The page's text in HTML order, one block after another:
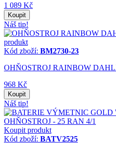
1 089 Kč
Koupit
Náš tip!
produkt
Kód zboží: BM2730-23
OHŇOSTROJ RAINBOW
968 Kč
Koupit
Náš tip!
Koupit produkt
Kód zboží: BATV2525